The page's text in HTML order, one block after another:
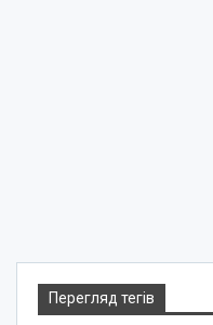
Перегляд тегів